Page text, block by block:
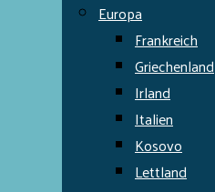
Europa
Frankreich
Griechenland
Irland
Italien
Kosovo
Lettland